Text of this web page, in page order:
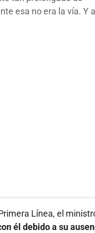
esa no era la vía. Y
Línea, el
él debido a su